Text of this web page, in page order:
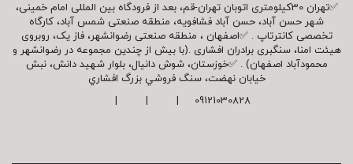
✅تهران 30کیلومتری اتوبان تهران-قم، بعد از فرودگاه بین المللی امام خمینی،
شهر حسن آباد، حسن آباد فشافویه، منطقه صنعتی شمس آباد، کارگاه
تخصصی کانترتاپ . ✅اصفهان ، منطقه صنعتی رضوانشهر، فاز یک، روبروی
هیئت امنا، سنگبری برادران افشاری .(با بیش از چندین مجموعه در رضوانشهر و
محمودآباد اصفهان) . ✅خوزستان، شوش دانیال، بلوار شهيد دانش، نبش
خیابان نهضت، سنگ فروشي بزرگ افشاري
09121030828 | | |